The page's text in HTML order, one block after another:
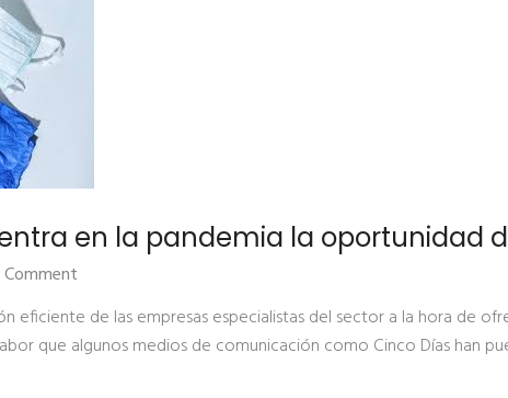
en la pandemia la oportunidad
eficiente de las empresas especialistas del sector a la hora de
que algunos medios de comunicación como Cinco Días han